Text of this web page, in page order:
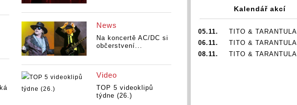
News
Na koncertě AC/DC si
občerstvení...
Video
TOP 5 videoklipů
týdne (26.)
Kalendář akcí
05.11.
TITO & TARANTULA
06.11.
TITO & TARANTULA
08.11.
TITO & TARANTULA